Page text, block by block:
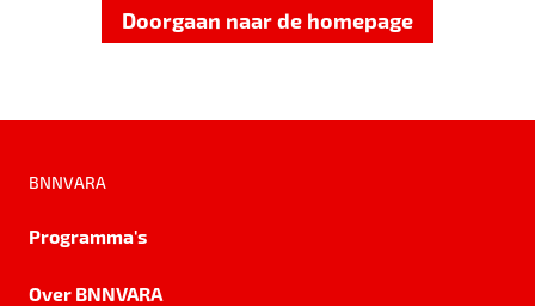
Doorgaan naar de homepage
BNNVARA
Programma's
Over BNNVARA